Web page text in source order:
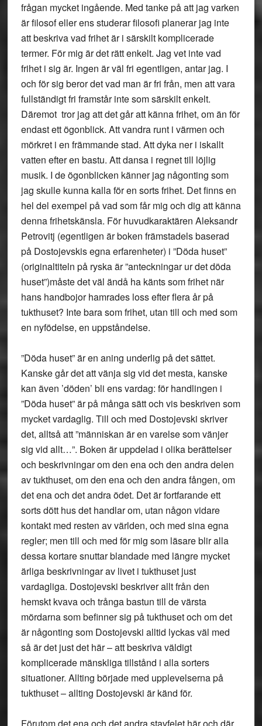
frågan mycket ingående. Med tanke på att jag varken
är filosof eller ens studerar filosofi planerar jag inte
att beskriva vad frihet är i särskilt komplicerade
termer. För mig är det rätt enkelt. Jag vet inte vad
frihet i sig är. Ingen är väl fri egentligen, antar jag. I
och för sig beror det vad man är fri från, men att vara
fullständigt fri framstår inte som särskilt enkelt.
Däremot tror jag att det går att känna frihet, om än för
endast ett ögonblick. Att vandra runt i värmen och
mörkret i en främmande stad. Att dyka ner i iskallt
vatten efter en bastu. Att dansa i regnet till löjlig
musik. I de ögonblicken känner jag någonting som
jag skulle kunna kalla för en sorts frihet. Det finns en
hel del exempel på vad som får mig och dig att känna
denna frihetskänsla. För huvudkaraktären Aleksandr
Petrovitj (egentligen är boken främstadels baserad
på Dostojevskis egna erfarenheter) i ”Döda huset”
(originaltiteln på ryska är ”anteckningar ur det döda
huset”)måste det väl ändå ha känts som frihet när
hans handbojor hamrades loss efter flera år på
tukthuset? Inte bara som frihet, utan till och med som
en nyfödelse, en uppståndelse.
”Döda huset” är en aning underlig på det sättet.
Kanske går det att vänja sig vid det mesta, kanske
kan även ’döden’ bli ens vardag: för handlingen i
”Döda huset” är på många sätt och vis beskriven som
mycket vardaglig. Till och med Dostojevski skriver
det, alltså att ”människan är en varelse som vänjer
sig vid allt…”. Boken är uppdelad i olika berättelser
och beskrivningar om den ena och den andra delen
av tukthuset, om den ena och den andra fången, om
det ena och det andra ödet. Det är fortfarande ett
sorts dött hus det handlar om, utan någon vidare
kontakt med resten av världen, och med sina egna
regler; men till och med för mig som läsare blir alla
dessa kortare snuttar blandade med längre mycket
ärliga beskrivningar av livet i tukthuset just
vardagliga. Dostojevski beskriver allt från den
hemskt kvava och trånga bastun till de värsta
mördarna som befinner sig på tukthuset och om det
är någonting som Dostojevski alltid lyckas väl med
så är det just det här – att beskriva väldigt
komplicerade mänskliga tillstånd i alla sorters
situationer. Allting började med upplevelserna på
tukthuset – allting Dostojevski är känd för.